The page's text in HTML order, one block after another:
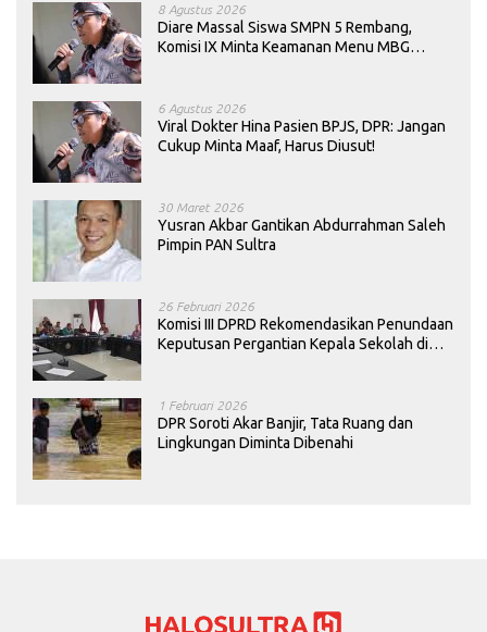
8 Agustus 2026
Diare Massal Siswa SMPN 5 Rembang,
Komisi IX Minta Keamanan Menu MBG
6 Agustus 2026
Viral Dokter Hina Pasien BPJS, DPR: Jangan
Cukup Minta Maaf, Harus Diusut!
30 Maret 2026
Yusran Akbar Gantikan Abdurrahman Saleh
Pimpin PAN Sultra
26 Februari 2026
Komisi III DPRD Rekomendasikan Penundaan
Keputusan Pergantian Kepala Sekolah di
1 Februari 2026
DPR Soroti Akar Banjir, Tata Ruang dan
Lingkungan Diminta Dibenahi